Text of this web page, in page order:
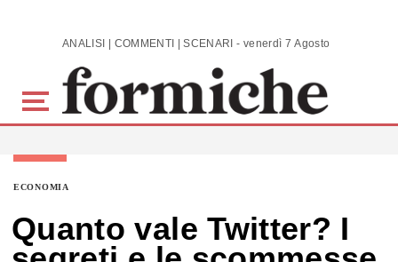
Skip to main content ANALISI | COMMENTI | SCENARI - venerdì 7 Agosto 2026
ECONOMIA
Quanto vale Twitter? I